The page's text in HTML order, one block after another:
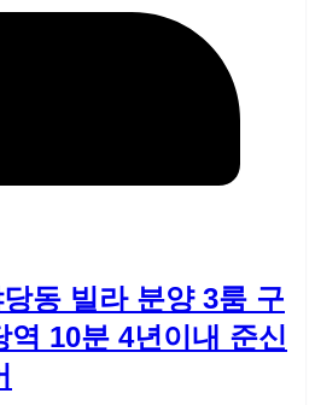
동 빌라 분양 3룸 구
역 10분 4년이내 준신